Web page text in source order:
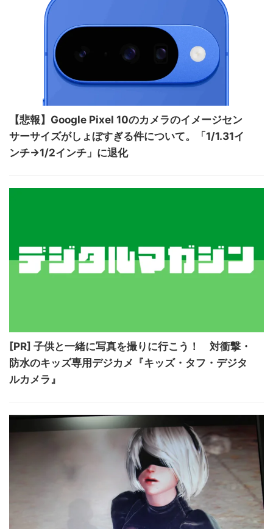
【悲報】Google Pixel 10のカメラのイメージセン
サーサイズがしょぼすぎる件について。「1/1.31イ
ンチ→1/2インチ」に退化
[PR] 子供と一緒に写真を撮りに行こう！ 対衝撃・
防水のキッズ専用デジカメ『キッズ・タフ・デジタ
ルカメラ』